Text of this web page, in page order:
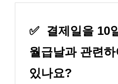
✅
결제일을 10
월급날과 관련하
있나요?